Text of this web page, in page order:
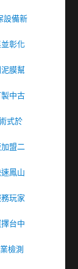
設備新
彰化
膜幫
中古
式於
盟二
鳳山
玩家
台中
檢測